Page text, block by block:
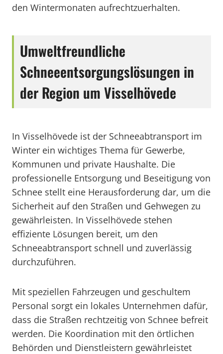
den Wintermonaten aufrechtzuerhalten.
Umweltfreundliche
Schneeentsorgungslösungen in
der Region um Visselhövede
In Visselhövede ist der Schneeabtransport im
Winter ein wichtiges Thema für Gewerbe,
Kommunen und private Haushalte. Die
professionelle Entsorgung und Beseitigung von
Schnee stellt eine Herausforderung dar, um die
Sicherheit auf den Straßen und Gehwegen zu
gewährleisten. In Visselhövede stehen
effiziente Lösungen bereit, um den
Schneeabtransport schnell und zuverlässig
durchzuführen.
Mit speziellen Fahrzeugen und geschultem
Personal sorgt ein lokales Unternehmen dafür,
dass die Straßen rechtzeitig von Schnee befreit
werden. Die Koordination mit den örtlichen
Behörden und Dienstleistern gewährleistet